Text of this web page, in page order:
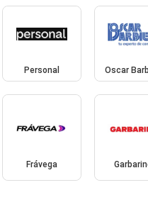
Personal Oscar
Frávega